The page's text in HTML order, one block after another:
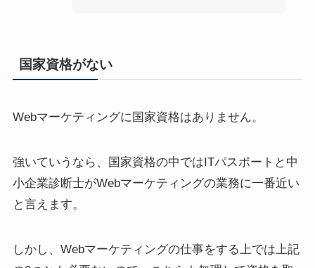
国家資格がない
Webマーケティングに国家資格はありません。
強いていうなら、国家資格の中ではITパスポートと中
小企業診断士がWebマーケティングの業務に一番近い
と言えます。
しかし、Webマーケティングの仕事をする上では上記